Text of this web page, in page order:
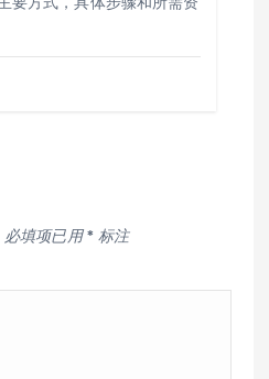
必填项已用* 标注